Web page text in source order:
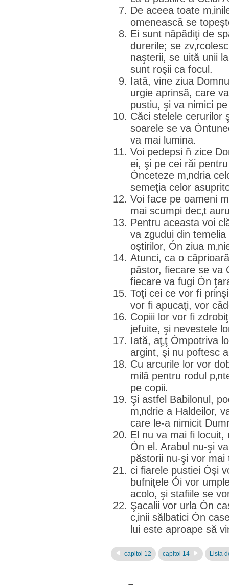
De aceea toate
omenească se
Ei sunt năpădiţi de
durerile; se
naşterii, se uită unii
sunt roşii ca focul.
Iată, vine ziua
urgie aprinsă, care
pustiu, şi va nimici
Căci stelele cerurilor
soarele se va
va mai lumina.
Voi pedepsi ñ zice
ei, şi pe cei răi
Ónceteze m‚ndria
semeţia celor
Voi face pe oameni
mai scumpi dec‚t
Pentru aceasta voi
va zgudui din temelia
oştirilor, Ón ziua
Atunci, ca o
păstor, fiecare se va
fiecare va fugi Ón
Toţi cei ce vor fi
vor fi apucaţi, vor
Copiii lor vor fi
jefuite, şi nevestele
Iată, aţ‚ţ Ómpotriva
argint, şi nu poftesc
Cu arcurile lor vor
milă pentru rodul
pe copii.
Şi astfel Babilonul,
m‚ndrie a Haldeilor,
care le-a nimicit
El nu va mai fi locuit,
Ón el. Arabul nu-şi
păstorii nu-şi vor
ci fiarele pustiei Óşi
bufniţele Ói vor
acolo, şi stafiile se
Şacalii vor urla Ón
c‚inii sălbatici Ón
lui este aproape să
capitol 12 capitol 14 Lista